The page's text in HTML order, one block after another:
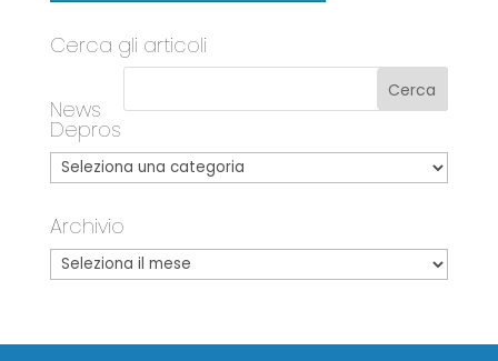
Cerca gli articoli
News
Depros
Archivio